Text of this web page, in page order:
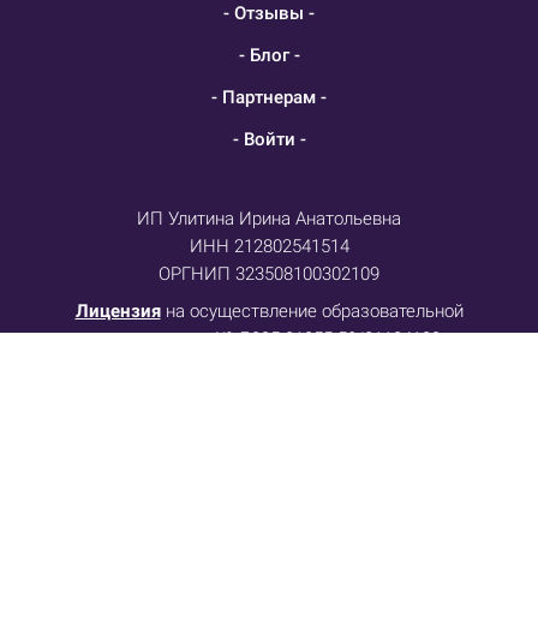
- Отзывы -
- Блог -
- Партнерам -
- Войти -
ИП Улитина Ирина Анатольевна
ИНН 212802541514
ОРГНИП 323508100302109
Лицензия на осуществление образовательной
деятельности № Л035-01255-50/01134139